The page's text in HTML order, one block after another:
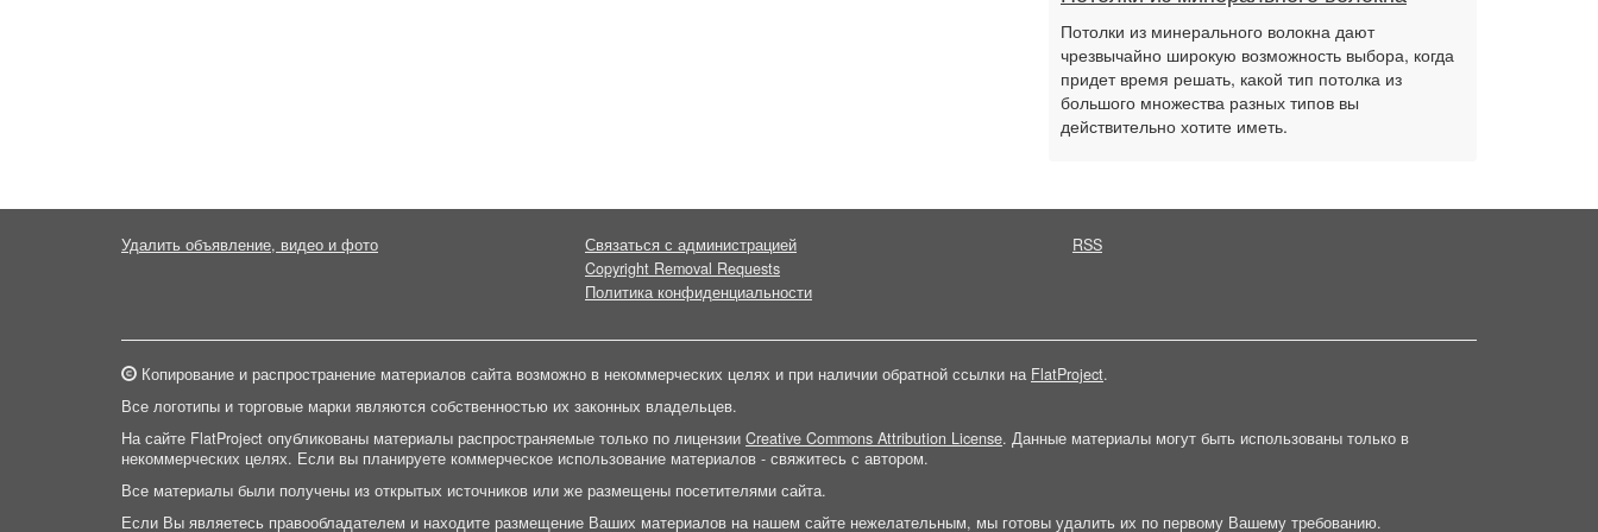
Потолки из минерального волокна дают
чрезвычайно широкую возможность выбора, когда
придет время решать, какой тип потолка из
большого множества разных типов вы
действительно хотите иметь.
Удалить объявление, видео и фото
Связаться с администрацией
Copyright Removal Requests
Политика конфиденциальности
RSS
Копирование и распространение материалов сайта возможно в некоммерческих целях и при наличии обратной ссылки на FlatProject.
Все логотипы и торговые марки являются собственностью их законных владельцев.
На сайте FlatProject опубликованы материалы распространяемые только по лицензии Creative Commons Attribution License. Данные материалы могут быть использованы только в
некоммерческих целях. Если вы планируете коммерческое использование материалов - свяжитесь с автором.
Все материалы были получены из открытых источников или же размещены посетителями сайта.
Если Вы являетесь правообладателем и находите размещение Ваших материалов на нашем сайте нежелательным, мы готовы удалить их по первому Вашему требованию.